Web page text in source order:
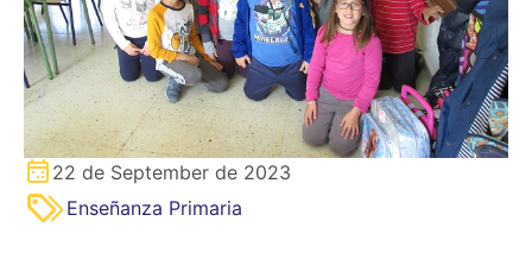
22 de September de 2023
Enseñanza Primaria